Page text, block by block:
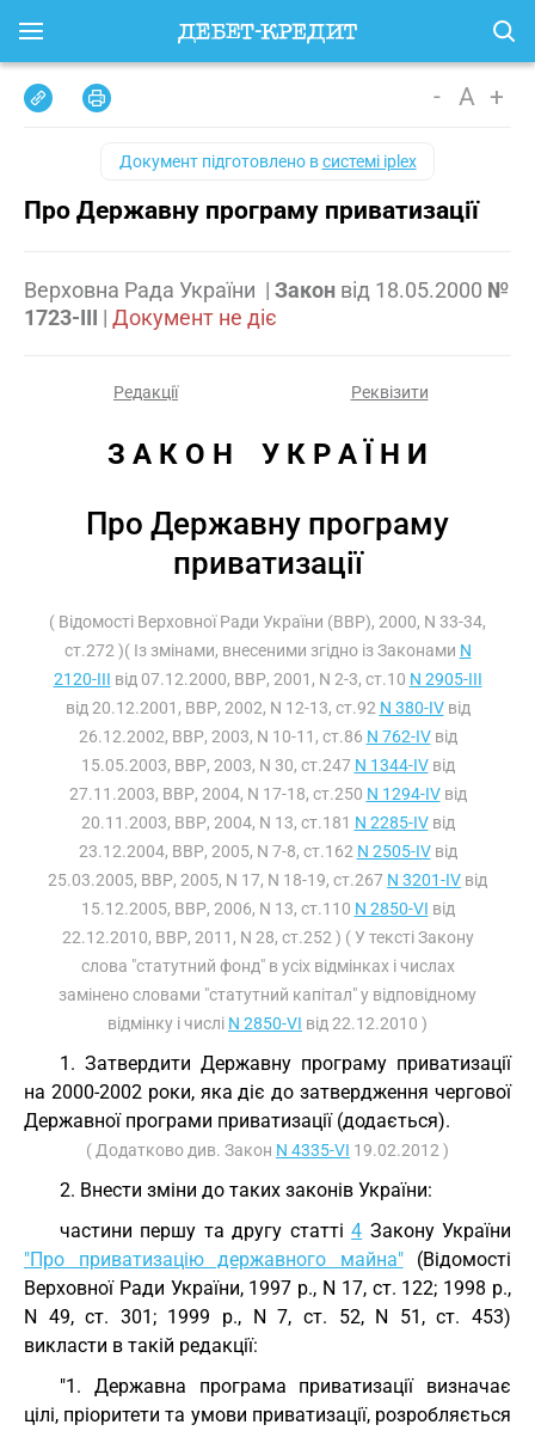
- A +
Документ підготовлено всистемі iplex
Про Державну програму приватизації
Верховна Рада України | Закон від 18.05.2000 №
1723-III | Документ не діє
Редакції Реквізити
З А К О Н    У К Р А Ї Н И
Про Державну програму
приватизації
( Відомості Верховної Ради України (ВВР), 2000, N 33-34,
ст.272 )( Із змінами, внесеними згідно із Законами N
2120-III від 07.12.2000, ВВР, 2001, N 2-3, ст.10 N 2905-III
від 20.12.2001, ВВР, 2002, N 12-13, ст.92 N 380-IVвід
26.12.2002, ВВР, 2003, N 10-11, ст.86 N 762-IVвід
15.05.2003, ВВР, 2003, N 30, ст.247 N 1344-IVвід
27.11.2003, ВВР, 2004, N 17-18, ст.250 N 1294-IVвід
20.11.2003, ВВР, 2004, N 13, ст.181 N 2285-IVвід
23.12.2004, ВВР, 2005, N 7-8, ст.162 N 2505-IVвід
25.03.2005, ВВР, 2005, N 17, N 18-19, ст.267 N 3201-IV від
15.12.2005, ВВР, 2006, N 13, ст.110 N 2850-VI від
22.12.2010, ВВР, 2011, N 28, ст.252 ) ( У тексті Закону
слова "статутний фонд" в усіх відмінках і числах
замінено словами "статутний капітал" у відповідному
відмінку і числі N 2850-VI від 22.12.2010 )
1. Затвердити Державну програму приватизації
на 2000-2002 роки, яка діє до затвердження чергової
Державної програми приватизації (додається).
( Додатково див. Закон N 4335-VI 19.02.2012 )
2. Внести зміни до таких законів України:
частини першу та другу статті4 Закону України
"Про приватизацію державного майна"(Відомості
Верховної Ради України, 1997 р., N 17, ст. 122; 1998 р.,
N 49, ст. 301; 1999 р., N 7, ст. 52, N 51, ст. 453)
викласти в такій редакції:
"1. Державна програма приватизації визначає
цілі, пріоритети та умови приватизації, розробляється